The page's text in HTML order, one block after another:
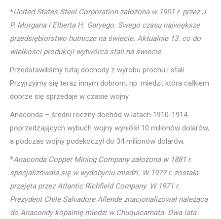
*United States Steel Corporation założona w 1901 r. przez J.
P. Morgana i Elberta H. Garyego. Swego czasu największe
przedsiębiorstwo hutnicze na świecie. Aktualnie 13. co do
wielkości produkcji wytwórca stali na świecie.
Przedstawiliśmy tutaj dochody z wyrobu prochu i stali.
Przyjrzyjmy się teraz innym dobrom, np. miedzi, która całkiem
dobrze się sprzedaje w czasie wojny.
Anaconda – średni roczny dochód w latach 1910-1914
poprzedzających wybuch wojny wyniósł 10 milionów dolarów,
a podczas wojny podskoczył do 34 milionów dolarów.
*Anaconda Copper Mining Company założona w 1881 r.
specjalizowała się w wydobyciu miedzi. W 1977 r. została
przejęta przez Atlantic Richfield Company. W 1971 r.
Prezydent Chile Salvadore Allende znacjonalizował należącą
do Anacondy kopalnię miedzi w Chuquicamata. Dwa lata